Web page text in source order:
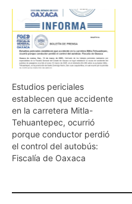
Estudios periciales
establecen que accidente
en la carretera Mitla-
Tehuantepec, ocurrió
porque conductor perdió
el control del autobús:
Fiscalía de Oaxaca